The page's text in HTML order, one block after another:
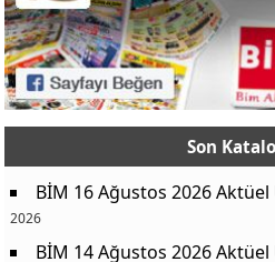
Son
BİM 16 Ağustos 2026
2026
BİM 14 Ağustos 2026